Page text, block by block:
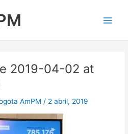
2019-04-02 at
AmPM / 2 abril, 2019